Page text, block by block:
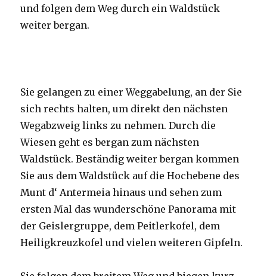
und folgen dem Weg durch ein Waldstück
weiter bergan.
Sie gelangen zu einer Weggabelung, an der Sie
sich rechts halten, um direkt den nächsten
Wegabzweig links zu nehmen. Durch die
Wiesen geht es bergan zum nächsten
Waldstück. Beständig weiter bergan kommen
Sie aus dem Waldstück auf die Hochebene des
Munt d‘ Antermeia hinaus und sehen zum
ersten Mal das wunderschöne Panorama mit
der Geislergruppe, dem Peitlerkofel, dem
Heiligkreuzkofel und vielen weiteren Gipfeln.